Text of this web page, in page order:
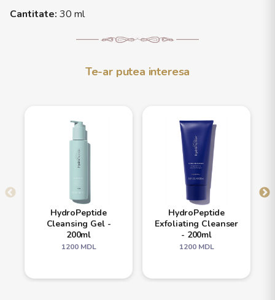
Cantitate: 30 ml
Te-ar putea interesa
HydroPeptide
Cleansing Gel -
200ml
1200MDL
HydroPeptide
Exfoliating Cleanser
- 200ml
1200MDL